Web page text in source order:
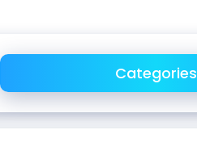
Categories